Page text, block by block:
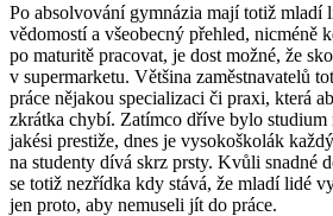
Po absolvování gymnázia mají totiž mladí
vědomostí a všeobecný přehled, nicméně
po maturitě pracovat, je dost možné, že
v supermarketu. Většina zaměstnavatelů
práce nějakou specializaci či praxi, která
zkrátka chybí. Zatímco dříve bylo studium
jakési prestiže, dnes je vysokoškolák
na studenty dívá skrz prsty. Kvůli snadné
se totiž nezřídka kdy stává, že mladí lidé
jen proto, aby nemuseli jít do práce.